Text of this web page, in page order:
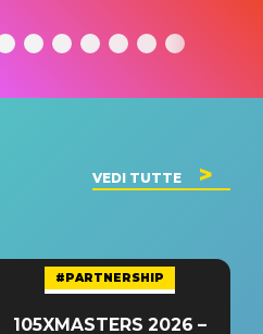
del singolo
VEDI TUTTE
#PARTNERSHIP
105XMASTERS 2026 –